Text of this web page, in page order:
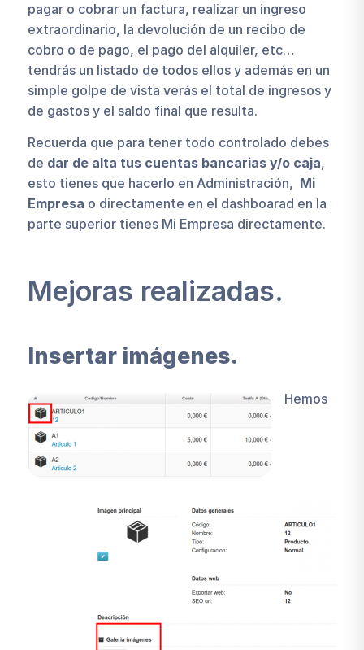
pagar o cobrar un factura, realizar un ingreso
extraordinario, la devolución de un recibo de
cobro o de pago, el pago del alquiler, etc…
tendrás un listado de todos ellos y además en un
simple golpe de vista verás el total de ingresos y
de gastos y el saldo final que resulta.
Recuerda que para tener todo controlado debes
de dar de alta tus cuentas bancarias y/o caja,
esto tienes que hacerlo en Administración, Mi
Empresa o directamente en el dashboarad en la
parte superior tienes Mi Empresa directamente.
Mejoras realizadas.
Insertar imágenes.
Hemos